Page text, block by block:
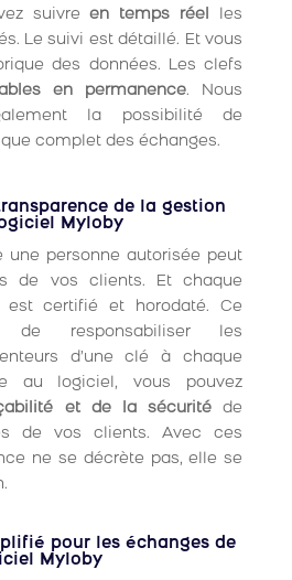
suivre en temps réel les
Le suivi est détaillé. Et vous
des données. Les clefs
en permanence. Nous
la possibilité de
complet des échanges.
de la gestion
Myloby
une personne autorisée peut
de vos clients. Et chaque
certifié et horodaté. Ce
de responsabiliser les
d’une clé à chaque
au logiciel, vous pouvez
et de la sécurité de
de vos clients. Avec ces
ne se décrète pas, elle se
pour les échanges de
Myloby